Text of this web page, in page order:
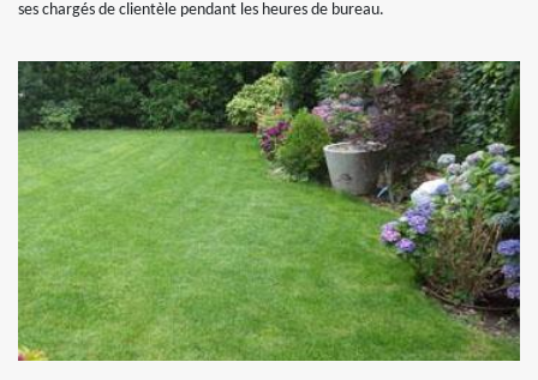
ses chargés de clientèle pendant les heures de bureau.